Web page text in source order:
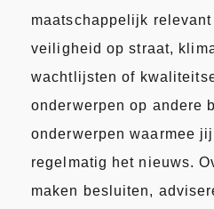
maatschappelijk
veiligheid op straat,
wachtlijsten of
onderwerpen op andere
onderwerpen waarmee
regelmatig het nieuws.
maken besluiten,